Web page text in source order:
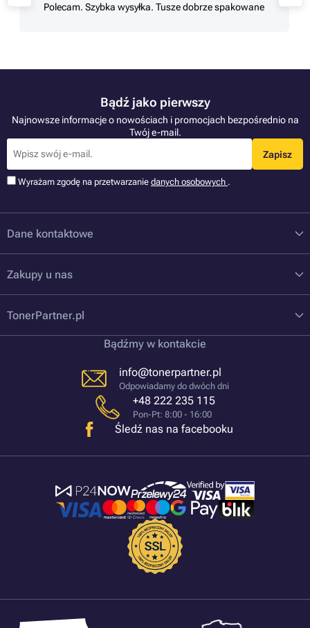
Polecam. Szybka wysyłka. Tusze dobrze spakowane
Bądź jako pierwszy
Najnowsze informacje o nowościach i promocjach bezpośrednio na
Twój e-mail.
Zapisz
Wyrażam zgodę na przetwarzanie danych osobowych .
Dane kontaktowe
Zakupy u nas
TonerPartner.pl
Bądźmy w kontakcie
info@tonerpartner.pl
Odpowiadamy do dwóch dni
+48 222 235 115
Pon-Pt: 8:00 - 16:00
Śledź nas na facebooku